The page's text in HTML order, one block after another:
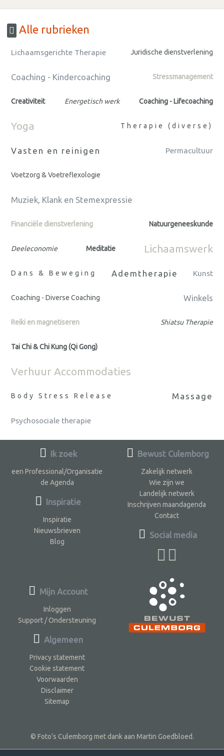
Alle rubrieken
Lichaamsgerichte Therapie Juridische dienstverlening
Coaching - Kindercoaching Stressmanagement
Creativiteit Energetisch werk Coaching - Lifecoaching
Yoga Therapie (diverse)
Vasten en reinigen Permacultuur
Voetzorg & Voetreflexologie
Muziek, Klank en Stemexpressie
Financiële dienstverlening Natuurgeneeskunde
Deeleconomie Meditatie Lichaamswerk
Dans & Beweging Ademtherapie Kunst
Coaching - Diverse Coaching Winkels
Reiki en magnetiseren Shiatsu Therapie
Tai Chi & Chi Kung (Qi Gong)
Verhuur Accommodaties
Body Stress Release Massage
Psychosociale therapie
Ik zoek
een Professional/Organisatie
de Agenda
Inspiratie
Inspiratie
Nieuwsbrieven
Blog
Bewust Culemborg
Zakelijk netwerk
Wie zijn we
Landelijk netwerk
Inschrijven maandagenda
Contact
Social media
Mijn Account
Inloggen
Support / Ondersteuning
Algemeen
Privacy statement
Cookie statement
Voorwaarden
Disclaimer
Sitemap
© Foto’s Culemborg met dank aan Martin Goedbloed.